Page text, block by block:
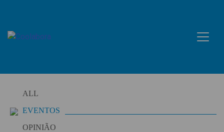
content
ALL
EVENTOS
OPINIÃO